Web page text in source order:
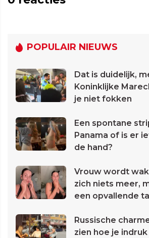
POPULAIR NIEUWS
Dat is duidelijk,
Koninklijke
je niet fokken
Een spontane
Panama of is er
de hand?
Vrouw wordt
zich niets meer,
een opvallende
Russische
zien hoe je